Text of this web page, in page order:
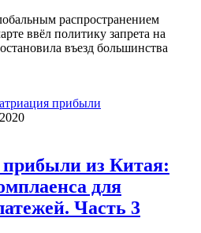
распространением
ввёл политику запрета на
въезд большинства
из Китая:
для
Часть 3